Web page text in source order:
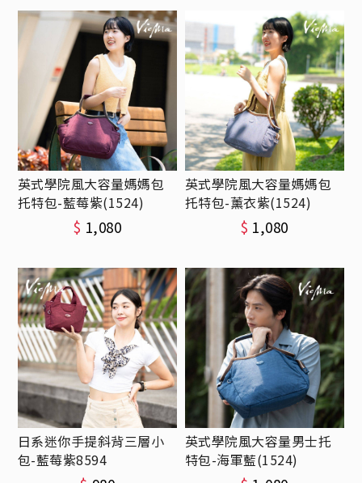
英式學院風大容量媽媽包
托特包-藍莓紫(1524)
$ 1,080
英式學院風大容量媽媽包
托特包-薰衣紫(1524)
$ 1,080
日系迷你手提斜背三層小
包-藍莓紫8594
英式學院風大容量男士托
特包-海軍藍(1524)